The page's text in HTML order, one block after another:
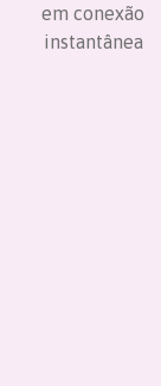
em conexão
instantânea